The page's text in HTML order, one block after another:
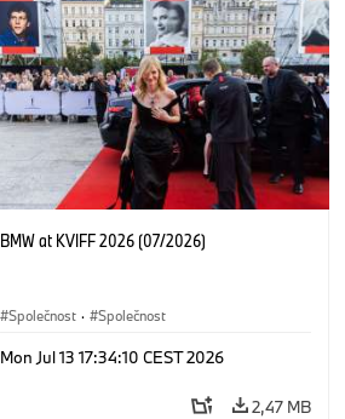
BMW at KVIFF 2026 (07/2026)
Společnost · Společnost
Mon Jul 13 17:34:10 CEST 2026
2,47 MB